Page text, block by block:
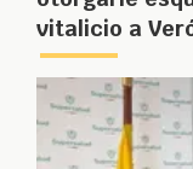
vitalicio a